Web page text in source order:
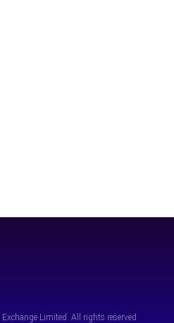
Exchange Limited. All rights reserved.